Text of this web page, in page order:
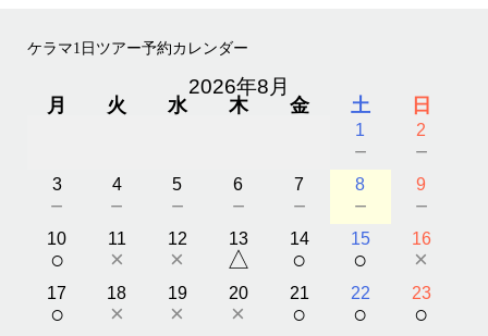
ケラマ1日ツアー予約カレンダー
2026年8月
月 火 水 木 金 土 日
1
－
2
－
3
－
4
－
5
－
6
－
7
－
8
－
9
－
10
○
11
×
12
×
13
△
14
○
15
○
16
×
17
○
18
×
19
×
20
×
21
○
22
○
23
○